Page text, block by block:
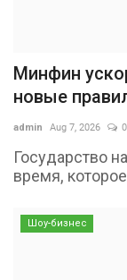
Минфин
новые
admin Aug 7, 2026 0
Государство
время,
Шоу-бизнес